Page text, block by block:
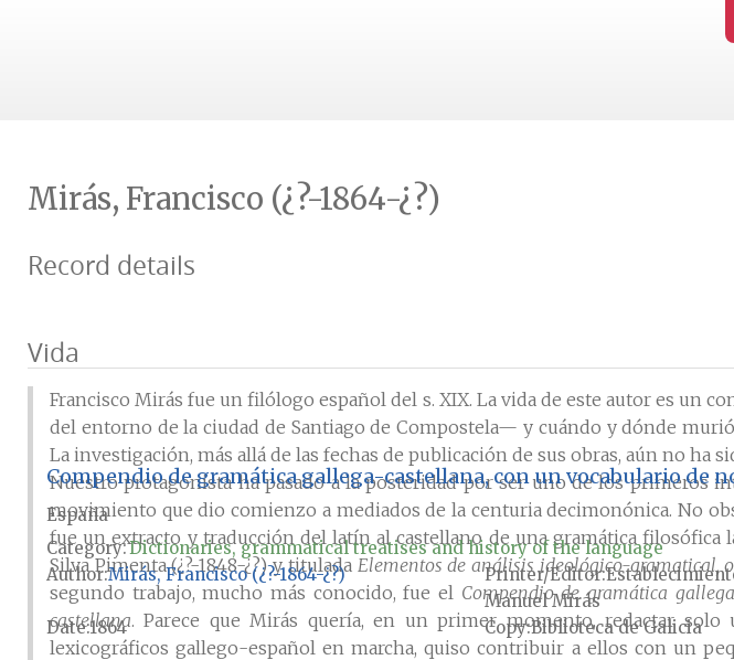
Mirás, Francisco (¿?-1864-¿?)
Record details
Vida
Francisco Mirás fue un filólogo español del s. XIX. La vida de este autor es un
del entorno de la ciudad de Santiago de Compostela— y cuándo y dónde
La investigación, más allá de las fechas de publicación de sus obras, aún no ha
Nuestro protagonista ha pasado a la posteridad por ser uno de los primeros
movimiento que dio comienzo a mediados de la centuria decimonónica. No
fue un extracto y traducción del latín al castellano de una gramática
Silva Pimenta (¿?-1848-¿?) y titulada Elementos de análisis ideológico-gramatical,
segundo trabajo, mucho más conocido, fue el Compendio de gramática
castellana. Parece que Mirás quería, en un primer momento, redactar
lexicográficos gallego-español en marcha, quiso contribuir a ellos con un
Compendio de gramática gallega-castellana, con un vocabulario de
España
Category:Dictionaries, grammatical treatises and history of the language
Author Mirás, Francisco (¿?-1864-¿?) Printer/Editor
Manuel Mirás
Date1864 Copy Biblioteca de Galicia